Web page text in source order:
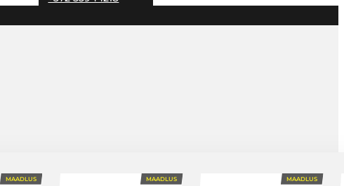
MAADLUS MAADLUS MAADLUS